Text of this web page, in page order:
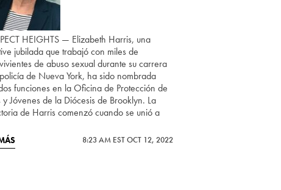
HEIGHTS — Elizabeth Harris, una
jubilada que trabajó con miles de
de abuso sexual durante su carrera
de Nueva York, ha sido nombrada
funciones en la Oficina de Protección de
Jóvenes de la Diócesis de Brooklyn. La
de Harris comenzó cuando se unió a
8:23 AM EST OCT 12, 2022